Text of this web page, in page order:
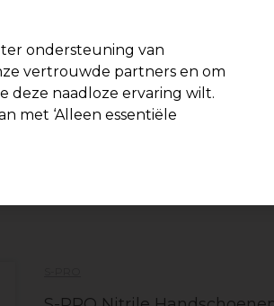
Mannen Vegan
ondersteuning van
vertrouwde partners en om
deze naadloze ervaring wilt.
met ‘Alleen essentiële